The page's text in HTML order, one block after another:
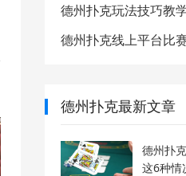
德州扑克玩法技巧教
德州扑克线上平台比
德州扑克最新文章
德州扑
这6种情